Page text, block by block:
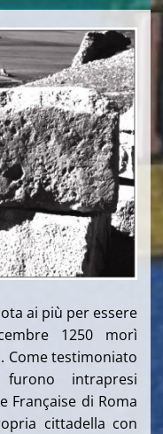
ai più per essere
1250 morì
Come testimoniato
intrapresi
Française di Roma
cittadella con